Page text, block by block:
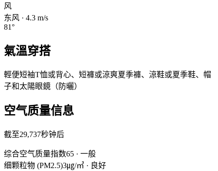
风
东风 · 4.3 m/s
81°
氣溫穿搭
輕便短袖T恤或背心、短褲或涼爽夏季褲、涼鞋或夏季鞋、帽
子和太陽眼鏡（防曬）
空气质量信息
截至29,737秒钟后
综合空气质量指数65 · 一般
细颗粒物 (PM2.5)3㎍/㎥ · 良好